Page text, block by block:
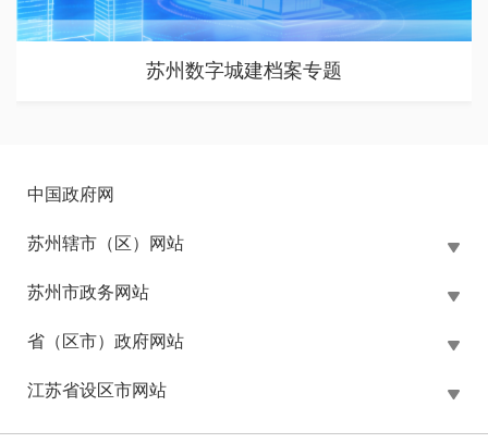
全面推进美丽苏州建设专题
中国政府网
苏州辖市（区）网站
苏州市政务网站
省（区市）政府网站
江苏省设区市网站